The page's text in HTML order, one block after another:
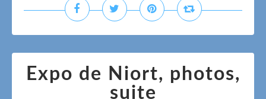
Expo de Niort, photos,
suite